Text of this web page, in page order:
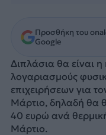
Προσθήκη του
Google
Διπλάσια θα είναι
λογαριασμούς
επιχειρήσεων για
Μάρτιο, δηλαδή θα
40 ευρώ ανά
Μάρτιο.